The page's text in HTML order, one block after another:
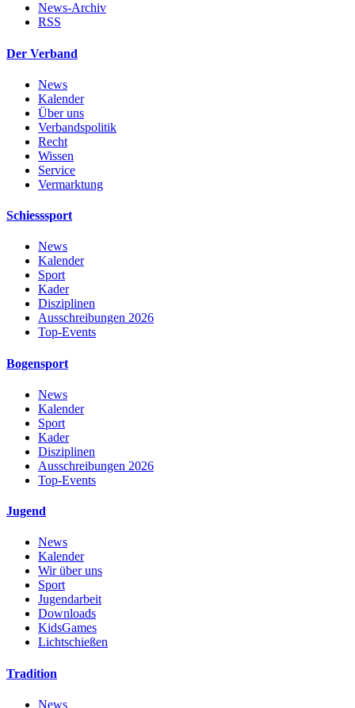
News-Archiv
RSS
Der Verband
News
Kalender
Über uns
Verbandspolitik
Recht
Wissen
Service
Vermarktung
Schiesssport
News
Kalender
Sport
Kader
Disziplinen
Ausschreibungen 2026
Top-Events
Bogensport
News
Kalender
Sport
Kader
Disziplinen
Ausschreibungen 2026
Top-Events
Jugend
News
Kalender
Wir über uns
Sport
Jugendarbeit
Downloads
KidsGames
Lichtschießen
Tradition
News